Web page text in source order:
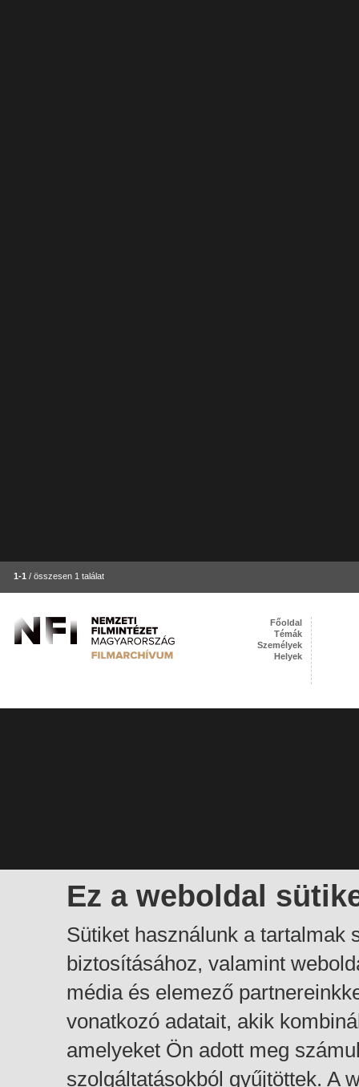
1-1 / összesen 1 találat
Ez a weboldal
Sütiket használunk a tartalmak
biztosításához, valamint
média és elemező
vonatkozó adatait, akik
amelyeket Ön adott meg
szolgáltatásokból gyűjtöttek. A
Főoldal
Témák
Személyek
Helyek